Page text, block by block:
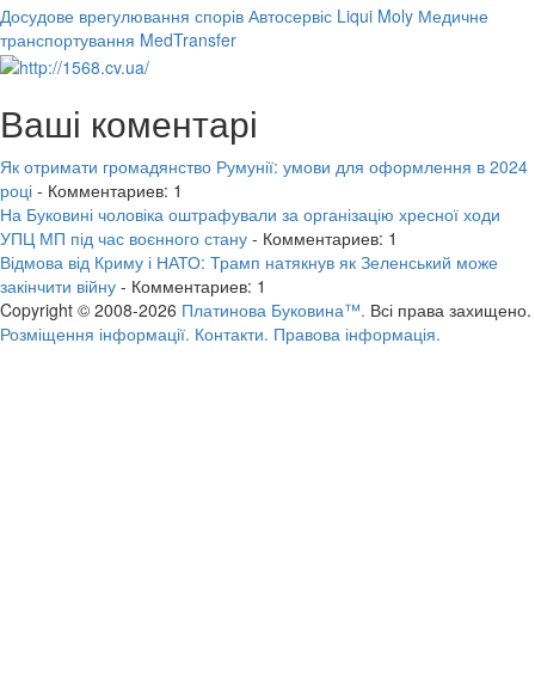
Досудове врегулювання спорів Автосервіс Liqui Moly Медичне
транспортування MedTransfer
Ваші коментарі
Як отримати громадянство Румунії: умови для оформлення в 2024
році - Комментариев: 1
На Буковині чоловіка оштрафували за організацію хресної ходи
УПЦ МП під час воєнного стану - Комментариев: 1
Відмова від Криму і НАТО: Трамп натякнув як Зеленський може
закінчити війну - Комментариев: 1
Copyright © 2008-2026 Платинова Буковина™. Всі права захищено.
Розміщення інформації. Контакти. Правова інформація.